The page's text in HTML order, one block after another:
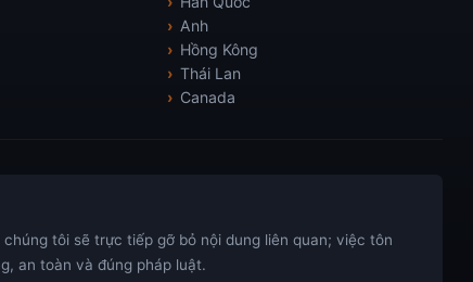
Anh
Hồng Kông
Thái Lan
Canada
tôi sẽ trực tiếp gỡ bỏ nội dung liên quan; việc tôn
an toàn và đúng pháp luật.